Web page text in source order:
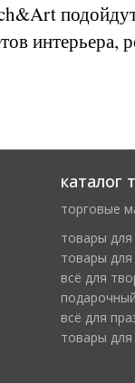
интерьера,
каталог
торговые
товары
товары для
всё для
всё для
товары